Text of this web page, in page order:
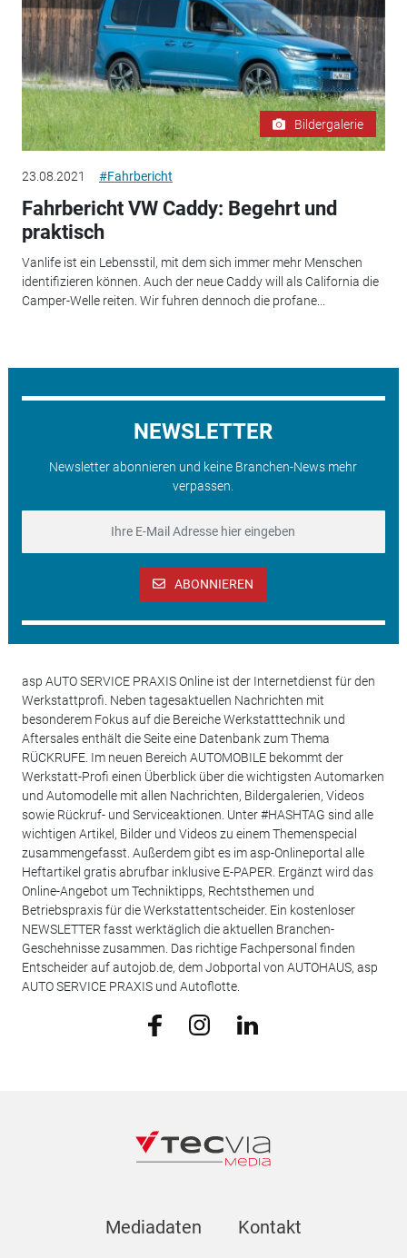
Bildergalerie
23.08.2021 #Fahrbericht
Fahrbericht VW Caddy: Begehrt und
praktisch
Vanlife ist ein Lebensstil, mit dem sich immer mehr Menschen
identifizieren können. Auch der neue Caddy will als California die
Camper-Welle reiten. Wir fuhren dennoch die profane...
NEWSLETTER
Newsletter abonnieren und keine Branchen-News mehr
verpassen.
ABONNIEREN
asp AUTO SERVICE PRAXIS Online ist der Internetdienst für den
Werkstattprofi. Neben tagesaktuellen Nachrichten mit
besonderem Fokus auf die Bereiche Werkstatttechnik und
Aftersales enthält die Seite eine Datenbank zum Thema
RÜCKRUFE. Im neuen Bereich AUTOMOBILE bekommt der
Werkstatt-Profi einen Überblick über die wichtigsten Automarken
und Automodelle mit allen Nachrichten, Bildergalerien, Videos
sowie Rückruf- und Serviceaktionen. Unter #HASHTAG sind alle
wichtigen Artikel, Bilder und Videos zu einem Themenspecial
zusammengefasst. Außerdem gibt es im asp-Onlineportal alle
Heftartikel gratis abrufbar inklusive E-PAPER. Ergänzt wird das
Online-Angebot um Techniktipps, Rechtsthemen und
Betriebspraxis für die Werkstattentscheider. Ein kostenloser
NEWSLETTER fasst werktäglich die aktuellen Branchen-
Geschehnisse zusammen. Das richtige Fachpersonal finden
Entscheider auf autojob.de, dem Jobportal von AUTOHAUS, asp
AUTO SERVICE PRAXIS und Autoflotte.
Mediadaten Kontakt